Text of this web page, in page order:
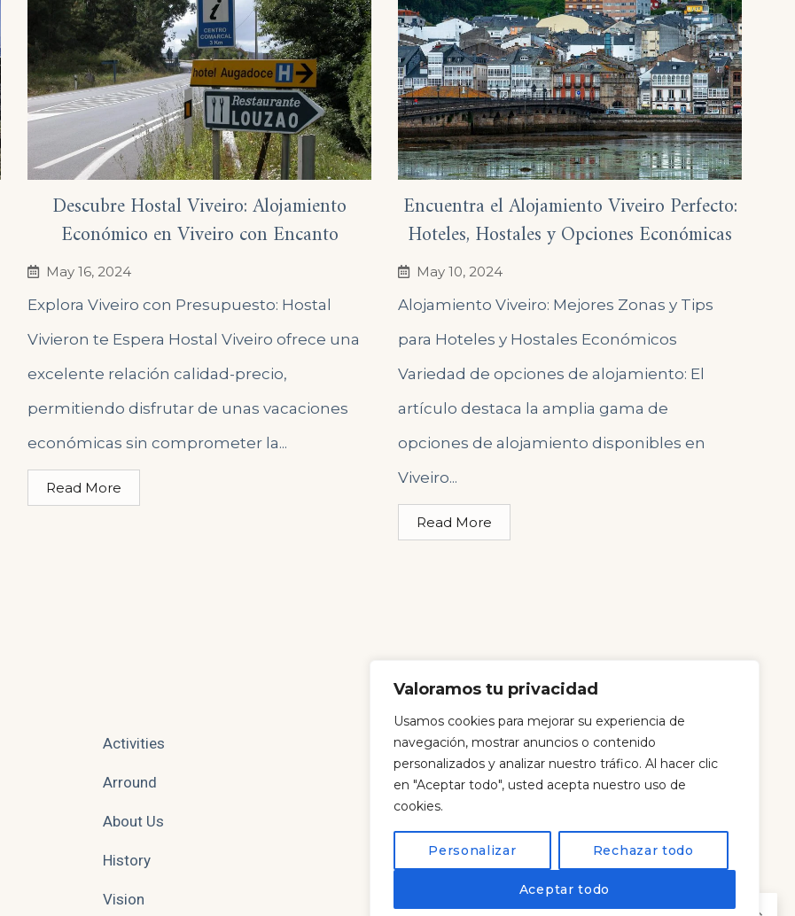
Valoramos tu privacidad
Usamos cookies para mejorar su experiencia de
navegación, mostrar anuncios o contenido
personalizados y analizar nuestro tráfico. Al hacer clic
en "Aceptar todo", usted acepta nuestro uso de
cookies.
Personalizar Rechazar todo
Aceptar todo
Descubre Hostal Viveiro: Alojamiento
Económico en Viveiro con Encanto
May 16, 2024
Explora Viveiro con Presupuesto: Hostal
Vivieron te Espera Hostal Viveiro ofrece una
excelente relación calidad-precio,
permitiendo disfrutar de unas vacaciones
económicas sin comprometer la...
Read More
Encuentra el Alojamiento Viveiro Perfecto:
Hoteles, Hostales y Opciones Económicas
May 10, 2024
Alojamiento Viveiro: Mejores Zonas y Tips
para Hoteles y Hostales Económicos
Variedad de opciones de alojamiento: El
artículo destaca la amplia gama de
opciones de alojamiento disponibles en
Viveiro...
Read More
Activities
Arround
About Us
History
Vision
98 259 25 64
Calle Prada, 1, 27870 Xove, Lugo
@osfaroleshostel